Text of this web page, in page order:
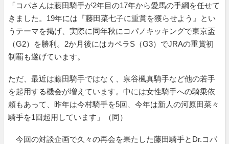
「コパさんは藤田騎手が2年目の17年から愛馬の手綱を任せて
きました。19年には『藤田菜七子に重賞を獲らせよう』とい
うテーマを掲げ、実際に同年秋にコパノキッキングで東京盃
（G2）を勝利。2か月後にはカペラS（G3）でJRAの重賞初
制覇も遂げています。
ただ、最近は藤田騎手ではなく、泉谷楓真騎手など他の若手
を起用する機会が増えています。中には女性騎手への騎乗依
頼もあって、昨年は今村騎手を5回、今年は新人の河原田菜々
騎手を1回起用しています」（同）
今回の対談企画で久々の再会を果たした藤田騎手とDr.コパ